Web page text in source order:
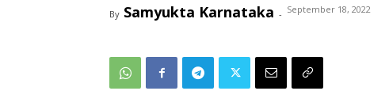
By Samyukta Karnataka - September 18, 2022